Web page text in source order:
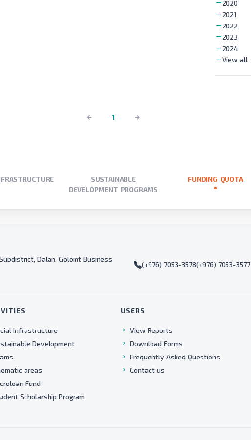
2020
2021
2022
2023
2024
View all
1
SUSTAINABLE
DEVELOPMENT PROGRAMS
FUNDING QUOTA
Dalan, Golomt Business
(+976) 7053-3578(+976) 7053-3577
Infrastructure
Development
areas
Fund
Scholarship Program
USERS
View Reports
Download Forms
Frequently Asked Questions
Contact us